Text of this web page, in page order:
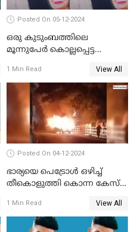
Posted On 05-12-2024
ഒരു കുടുംബത്തിലെ
മൂന്നുപേര്‍ കൊല്ലപ്പെട്ട
1 Min Read View All
Posted On 04-12-2024
ഭാര്യയെ പെട്രോള്‍ ഒഴിച്ച്
തീകൊളുത്തി കൊന്ന കേസ്‌;
രേഖപ്പെടുത്തി
1 Min Read View All